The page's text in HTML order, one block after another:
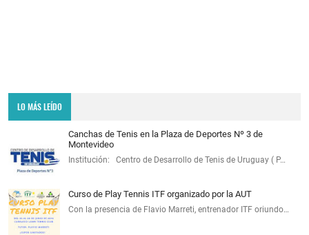
LO MÁS LEÍDO
Canchas de Tenis en la Plaza de Deportes Nº 3 de
Montevideo
Institución: Centro de Desarrollo de Tenis de Uruguay ( P…
Curso de Play Tennis ITF organizado por la AUT
Con la presencia de Flavio Marreti, entrenador ITF oriundo…